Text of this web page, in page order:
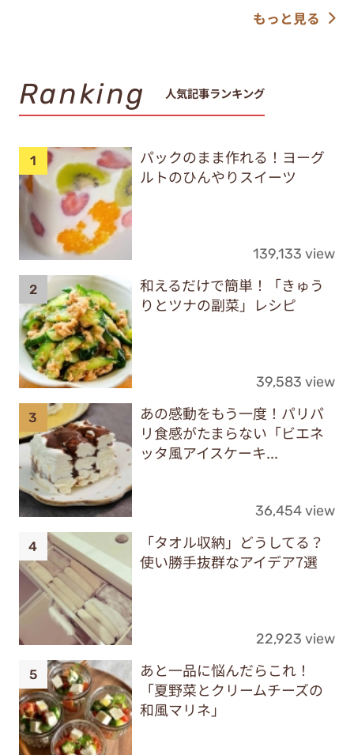
もっと見る
Ranking 人気記事ランキング
パックのまま作れる！ヨーグ
ルトのひんやりスイーツ
139,133 view
和えるだけで簡単！「きゅう
りとツナの副菜」レシピ
39,583 view
あの感動をもう一度！パリパ
リ食感がたまらない「ビエネ
ッタ風アイスケーキ...
36,454 view
「タオル収納」どうしてる？
使い勝手抜群なアイデア7選
22,923 view
あと一品に悩んだらこれ！
「夏野菜とクリームチーズの
和風マリネ」